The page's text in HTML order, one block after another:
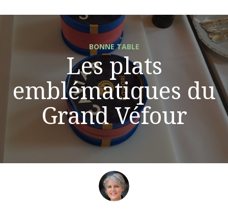
BONNE TABLE
Les plats
emblématiques du
Grand Véfour